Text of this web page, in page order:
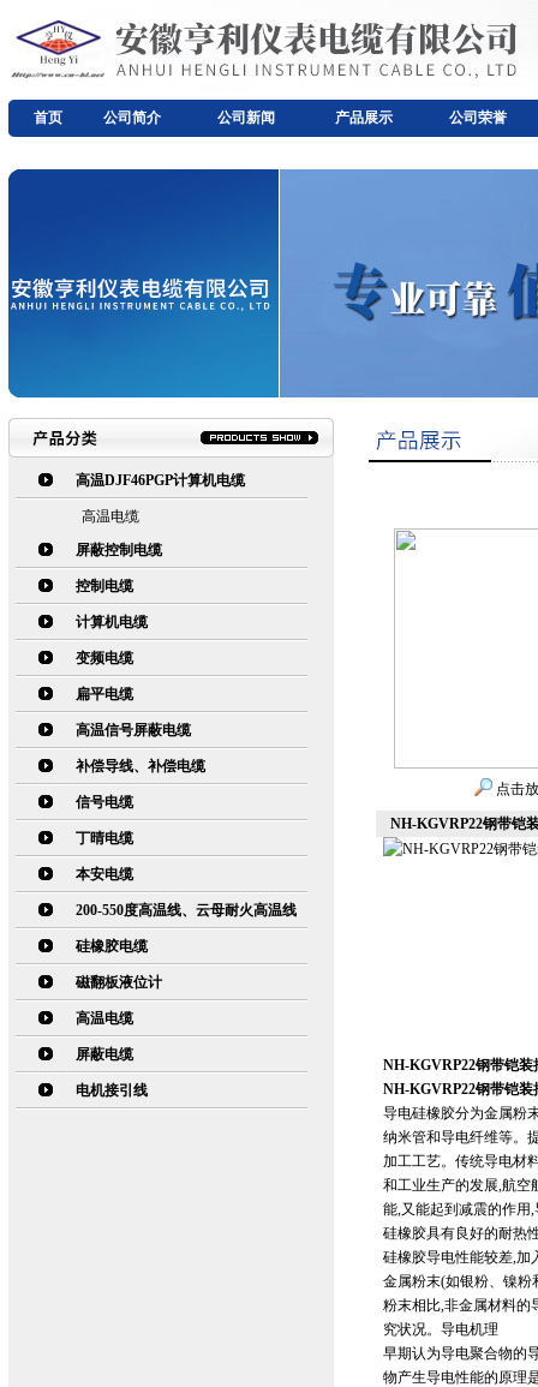
首页 公司简介 公司新闻 产品展示 公司荣誉
高温DJF46PGP计算机电缆
高温电缆
屏蔽控制电缆
控制电缆
计算机电缆
变频电缆
扁平电缆
高温信号屏蔽电缆
补偿导线、补偿电缆
信号电缆
丁晴电缆
本安电缆
200-550度高温线、云母耐火高温线
硅橡胶电缆
磁翻板液位计
高温电缆
屏蔽电缆
电机接引线
点击
NH-KGVRP22钢带铠
NH-KGVRP22钢带铠装
NH-KGVRP22钢带铠装
导电硅橡胶分为金属粉
纳米管和导电纤维等。
加工工艺。传统导电材
和工业生产的发展,航空
能,又能起到减震的作用
硅橡胶具有良好的耐热
硅橡胶导电性能较差,加
金属粉末(如银粉、镍粉
粉末相比,非金属材料的
究状况。导电机理
早期认为导电聚合物的
物产生导电性能的原理